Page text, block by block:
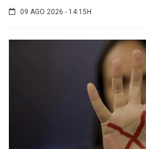
09 AGO 2026 - 14:15H